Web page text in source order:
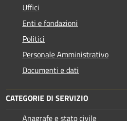
Uffici
Enti e fondazioni
Politici
Personale Amministrativo
Documenti e dati
CATEGORIE DI SERVIZIO
Anagrafe e stato civile